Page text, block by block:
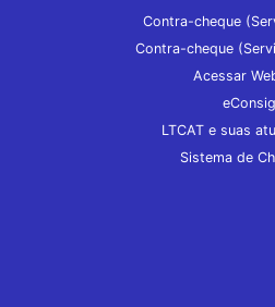
Contra-cheque
Contra-cheque
Acessar
eConsig
LTCAT e suas
Sistema de